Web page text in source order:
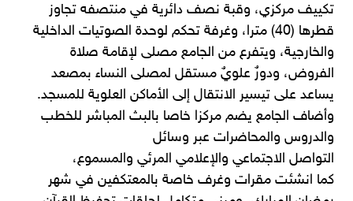
تكييف مركزي، وقبة نصف دائرية في منتصفه تجاوز
قطرها (40) مترا، وغرفة تحكم لوحدة الصوتيات الداخلية
والخارجية، ويتفرع من الجامع مصلى لإقامة صلاة
الفروض، ودورٌ علويٌ مستقل لمصلى النساء بمصعد
يساعد على تيسير الانتقال إلى الأماكن العلوية للمسجد.
وأضاف الجامع يضم مركزا خاصا بالبث المباشر للخطب
والدروس والمحاضرات عبر وسائل
التواصل الاجتماعي والإعلامي المرئي والمسموع،
كما انشئت مقرات وغرف خاصة بالمعتكفين في شهر